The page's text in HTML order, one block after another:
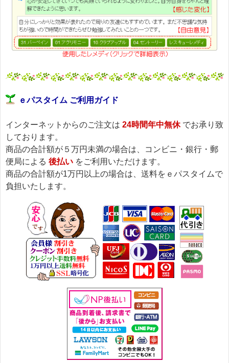
ｅパスタイム ご利用ガイド
インターネットからのご注文は 24時間年中無休でお承り致
しております。
商品の合計額が５万円未満の場合は、コンビニ・銀行・郵
便局による 後払い をご利用いただけます。
商品の合計額が1万円以上の場合は、送料をｅパスタイムで
負担いたします。